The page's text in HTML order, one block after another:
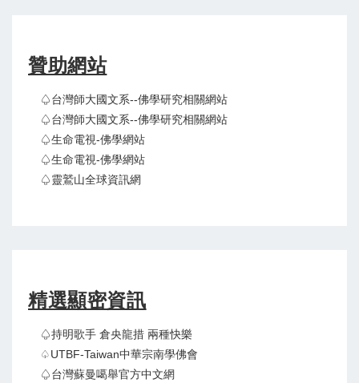
贊助網站
♤台灣師大國文系--佛學研究相關網站
♤台灣師大國文系--佛學研究相關網站
♤生命電視-佛學網站
♤生命電視-佛學網站
♤靈鷲山全球資訊網
精選顯密資訊
♤持明歌手 倉央龍措 兩種快樂
♤UTBF-Taiwan中華宗南學佛會
♤台灣蘇曼噶舉官方中文網